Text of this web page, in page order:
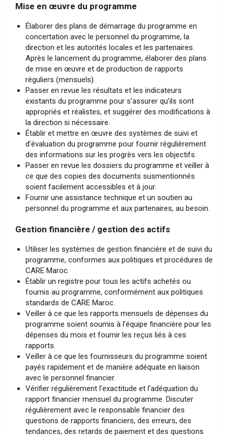
Mise en œuvre du programme
Élaborer des plans de démarrage du programme en
concertation avec le personnel du programme, la
direction et les autorités locales et les partenaires.
Après le lancement du programme, élaborer des plans
de mise en œuvre et de production de rapports
réguliers (mensuels).
Passer en revue les résultats et les indicateurs
existants du programme pour s’assurer qu’ils sont
appropriés et réalistes, et suggérer des modifications à
la direction si nécessaire.
Établir et mettre en œuvre des systèmes de suivi et
d’évaluation du programme pour fournir régulièrement
des informations sur les progrès vers les objectifs.
Passer en revue les dossiers du programme et veiller à
ce que des copies des documents susmentionnés
soient facilement accessibles et à jour.
Fournir une assistance technique et un soutien au
personnel du programme et aux partenaires, au besoin.
Gestion financière / gestion des actifs
Utiliser les systèmes de gestion financière et de suivi du
programme, conformes aux politiques et procédures de
CARE Maroc.
Établir un registre pour tous les actifs achetés ou
fournis au programme, conformément aux politiques
standards de CARE Maroc.
Veiller à ce que les rapports mensuels de dépenses du
programme soient soumis à l’équipe financière pour les
dépenses du mois et fournir les reçus liés à ces
rapports.
Veiller à ce que les fournisseurs du programme soient
payés rapidement et de manière adéquate en liaison
avec le personnel financier.
Vérifier régulièrement l’exactitude et l’adéquation du
rapport financier mensuel du programme. Discuter
régulièrement avec le responsable financier des
questions de rapports financiers, des erreurs, des
tendances, des retards de paiement et des questions